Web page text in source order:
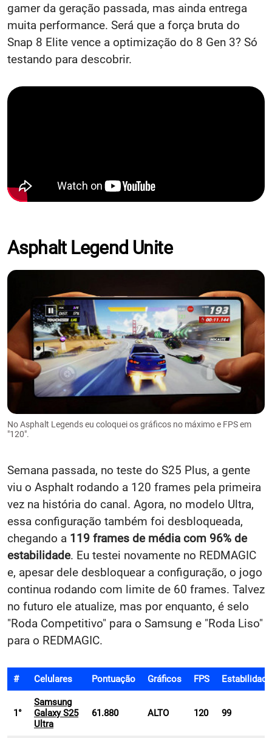
gamer da geração passada, mas ainda entrega
muita performance. Será que a força bruta do
Snap 8 Elite vence a optimização do 8 Gen 3? Só
testando para descobrir.
Asphalt Legend Unite
No Asphalt Legends eu coloquei os gráficos no máximo e FPS em
"120".
Semana passada, no teste do S25 Plus, a gente
viu o Asphalt rodando a 120 frames pela primeira
vez na história do canal. Agora, no modelo Ultra,
essa configuração também foi desbloqueada,
chegando a 119 frames de média com 96% de
estabilidade. Eu testei novamente no REDMAGIC
e, apesar dele desbloquear a configuração, o jogo
continua rodando com limite de 60 frames. Talvez
no futuro ele atualize, mas por enquanto, é selo
"Roda Competitivo" para o Samsung e "Roda Liso"
para o REDMAGIC.
# Celulares Pontuação Gráficos FPS Estabilidade
1°
Samsung
Galaxy S25
Ultra
61.880 ALTO 120 99